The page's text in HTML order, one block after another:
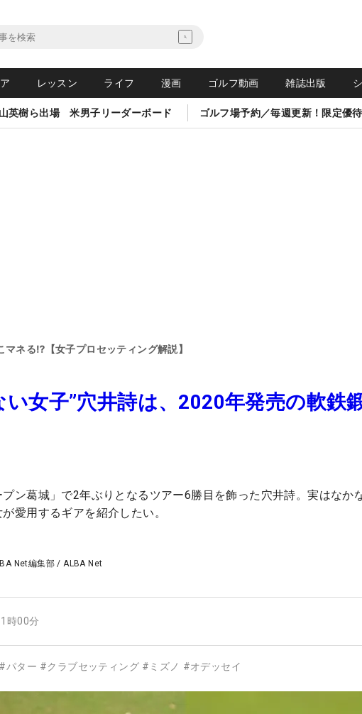
レッスン ライフ 漫画 ゴルフ動画 雑誌出版
英樹ら出場 米男子リーダーボード ゴルフ場予約／毎週更新！限定優
マネる⁉【女子プロセッティング解説】
い女子”穴井詩は、2020年発売の軟鉄
プン葛城」で2年ぶりとなるツアー6勝目を飾った穴井詩。実はなか
愛用するギアを紹介したい。
Net編集部 / ALBA Net
時00分
#パター #クラブセッティング # ミズノ #オデッセイ